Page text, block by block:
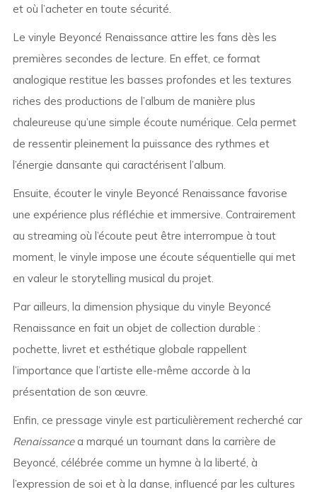
et où l’acheter en toute sécurité.
Le vinyle Beyoncé Renaissance attire les fans dès les
premières secondes de lecture. En effet, ce format
analogique restitue les basses profondes et les textures
riches des productions de l’album de manière plus
chaleureuse qu’une simple écoute numérique. Cela permet
de ressentir pleinement la puissance des rythmes et
l’énergie dansante qui caractérisent l’album.
Ensuite, écouter le vinyle Beyoncé Renaissance favorise
une expérience plus réfléchie et immersive. Contrairement
au streaming où l’écoute peut être interrompue à tout
moment, le vinyle impose une écoute séquentielle qui met
en valeur le storytelling musical du projet.
Par ailleurs, la dimension physique du vinyle Beyoncé
Renaissance en fait un objet de collection durable :
pochette, livret et esthétique globale rappellent
l’importance que l’artiste elle-même accorde à la
présentation de son œuvre.
Enfin, ce pressage vinyle est particulièrement recherché car
Renaissancea marqué un tournant dans la carrière de
Beyoncé, célébrée comme un hymne à la liberté, à
l’expression de soi et à la danse, influencé par les cultures